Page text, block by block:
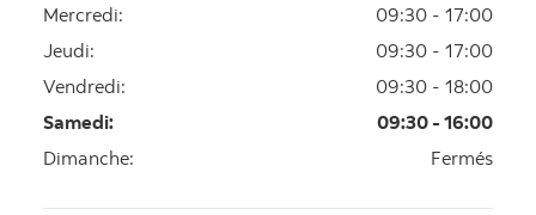
Mercredi:
09:30 - 17:00
Jeudi:
09:30 - 17:00
Vendredi:
09:30 - 18:00
Samedi:
09:30 - 16:00
Dimanche: Fermés